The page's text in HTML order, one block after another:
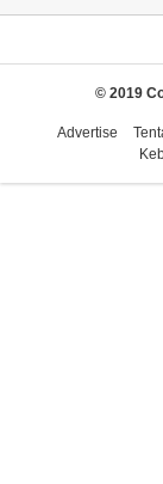
© 2019
Advertise